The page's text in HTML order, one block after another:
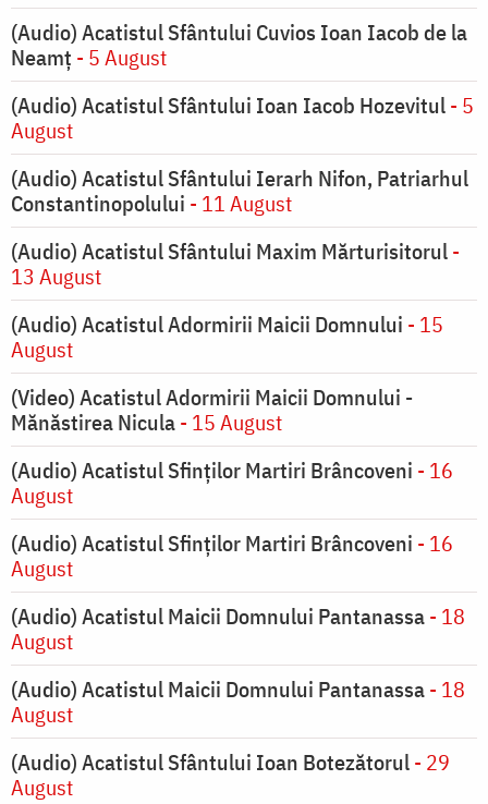
(Audio) Acatistul Sfântului Cuvios Ioan Iacob de la
Neamț - 5 August
(Audio) Acatistul Sfântului Ioan Iacob Hozevitul- 5
August
(Audio) Acatistul Sfântului Ierarh Nifon, Patriarhul
Constantinopolului - 11 August
(Audio) Acatistul Sfântului Maxim Mărturisitorul-
13 August
(Audio) Acatistul Adormirii Maicii Domnului - 15
August
(Video) Acatistul Adormirii Maicii Domnului -
Mănăstirea Nicula- 15 August
(Audio) Acatistul Sfinților Martiri Brâncoveni - 16
August
(Audio) Acatistul Sfinților Martiri Brâncoveni - 16
August
(Audio) Acatistul Maicii Domnului Pantanassa- 18
August
(Audio) Acatistul Maicii Domnului Pantanassa- 18
August
(Audio) Acatistul Sfântului Ioan Botezătorul- 29
August